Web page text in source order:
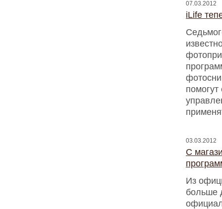
07.03.2012
iLife
03.03.2012
С
Из
больше